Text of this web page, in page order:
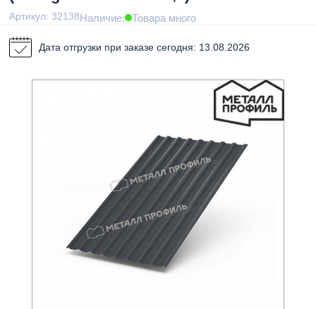
Артикул: 32138Наличие: Товара много
Дата отгрузки при заказе сегодня: 13.08.2026